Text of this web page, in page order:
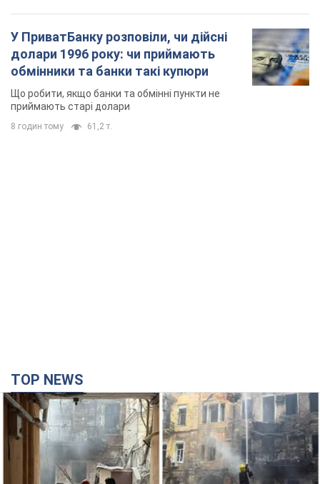
У ПриватБанку розповіли, чи дійсні
долари 1996 року: чи приймають
обмінники та банки такі купюри
Що робити, якщо банки та обмінні пункти не
приймають старі долари
8 годин тому 61,2 т.
TOP NEWS